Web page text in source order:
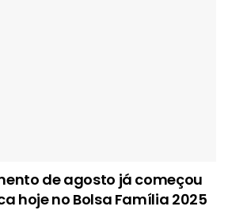
de agosto já começou
hoje no Bolsa Família 2025